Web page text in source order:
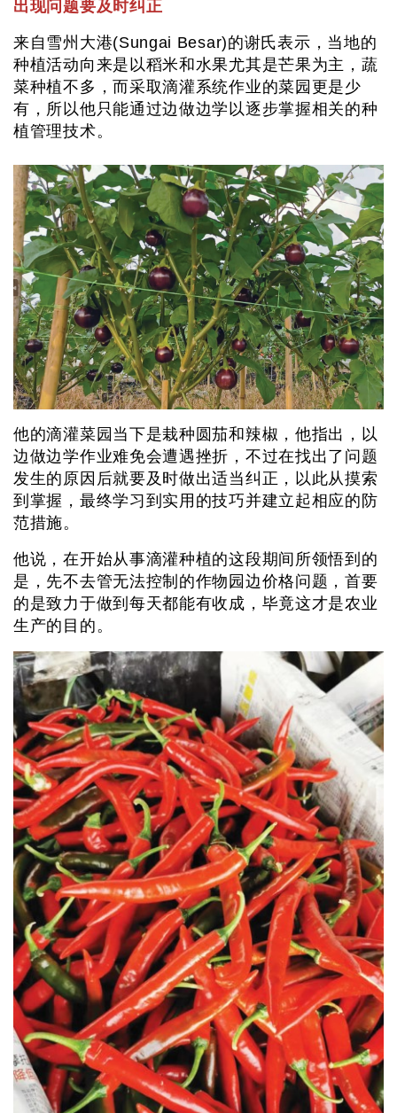
出现问题要及时纠正
来自雪州大港(Sungai Besar)的谢氏表示，当地的
种植活动向来是以稻米和水果尤其是芒果为主，蔬
菜种植不多，而采取滴灌系统作业的菜园更是少
有，所以他只能通过边做边学以逐步掌握相关的种
植管理技术。
他的滴灌菜园当下是栽种圆茄和辣椒，他指出，以
边做边学作业难免会遭遇挫折，不过在找出了问题
发生的原因后就要及时做出适当纠正，以此从摸索
到掌握，最终学习到实用的技巧并建立起相应的防
范措施。
他说，在开始从事滴灌种植的这段期间所领悟到的
是，先不去管无法控制的作物园边价格问题，首要
的是致力于做到每天都能有收成，毕竟这才是农业
生产的目的。